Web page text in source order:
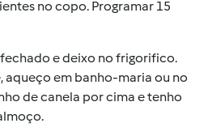
no copo. Programar 15
e deixo no frigorifico.
aqueço em banho-maria ou no
de canela por cima e tenho